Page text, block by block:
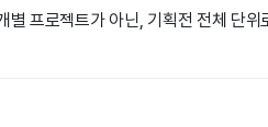
별 프로젝트가 아닌, 기획전 전체 단위